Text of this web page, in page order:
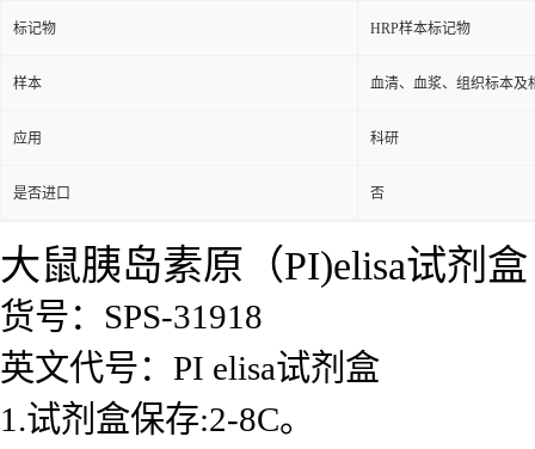
标记物 HRP样本标记物
样本 血清、血浆、组织标本及
应用 科研
是否进口 否
大鼠胰岛素原（PI)elisa试剂盒
货号：SPS-31918
英文代号：PI elisa试剂盒
1.试剂盒保存:2-8C。